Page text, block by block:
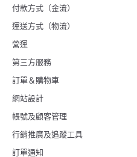
付款方式（金流）
運送方式（物流）
營運
第三方服務
訂單＆購物車
網站設計
帳號及顧客管理
行銷推廣及追蹤工具
訂單通知